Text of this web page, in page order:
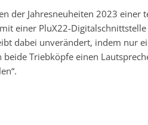
der Jahresneuheiten 2023 einer
einer PluX22-Digitalschnittstelle
dabei unverändert, indem nur
Triebköpfe einen